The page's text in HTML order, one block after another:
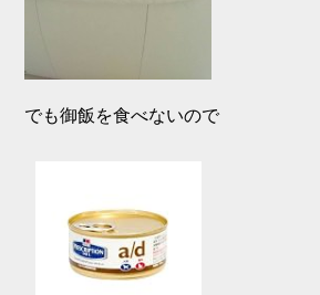
でも御飯を食べないので